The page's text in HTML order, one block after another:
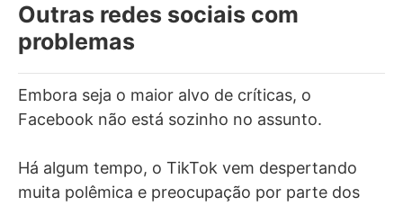
Outras redes sociais com
problemas
Embora seja o maior alvo de críticas, o
Facebook não está sozinho no assunto.
Há algum tempo, o TikTok vem despertando
muita polêmica e preocupação por parte dos